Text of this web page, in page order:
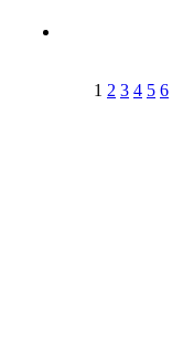
1 2 3 4 5 6